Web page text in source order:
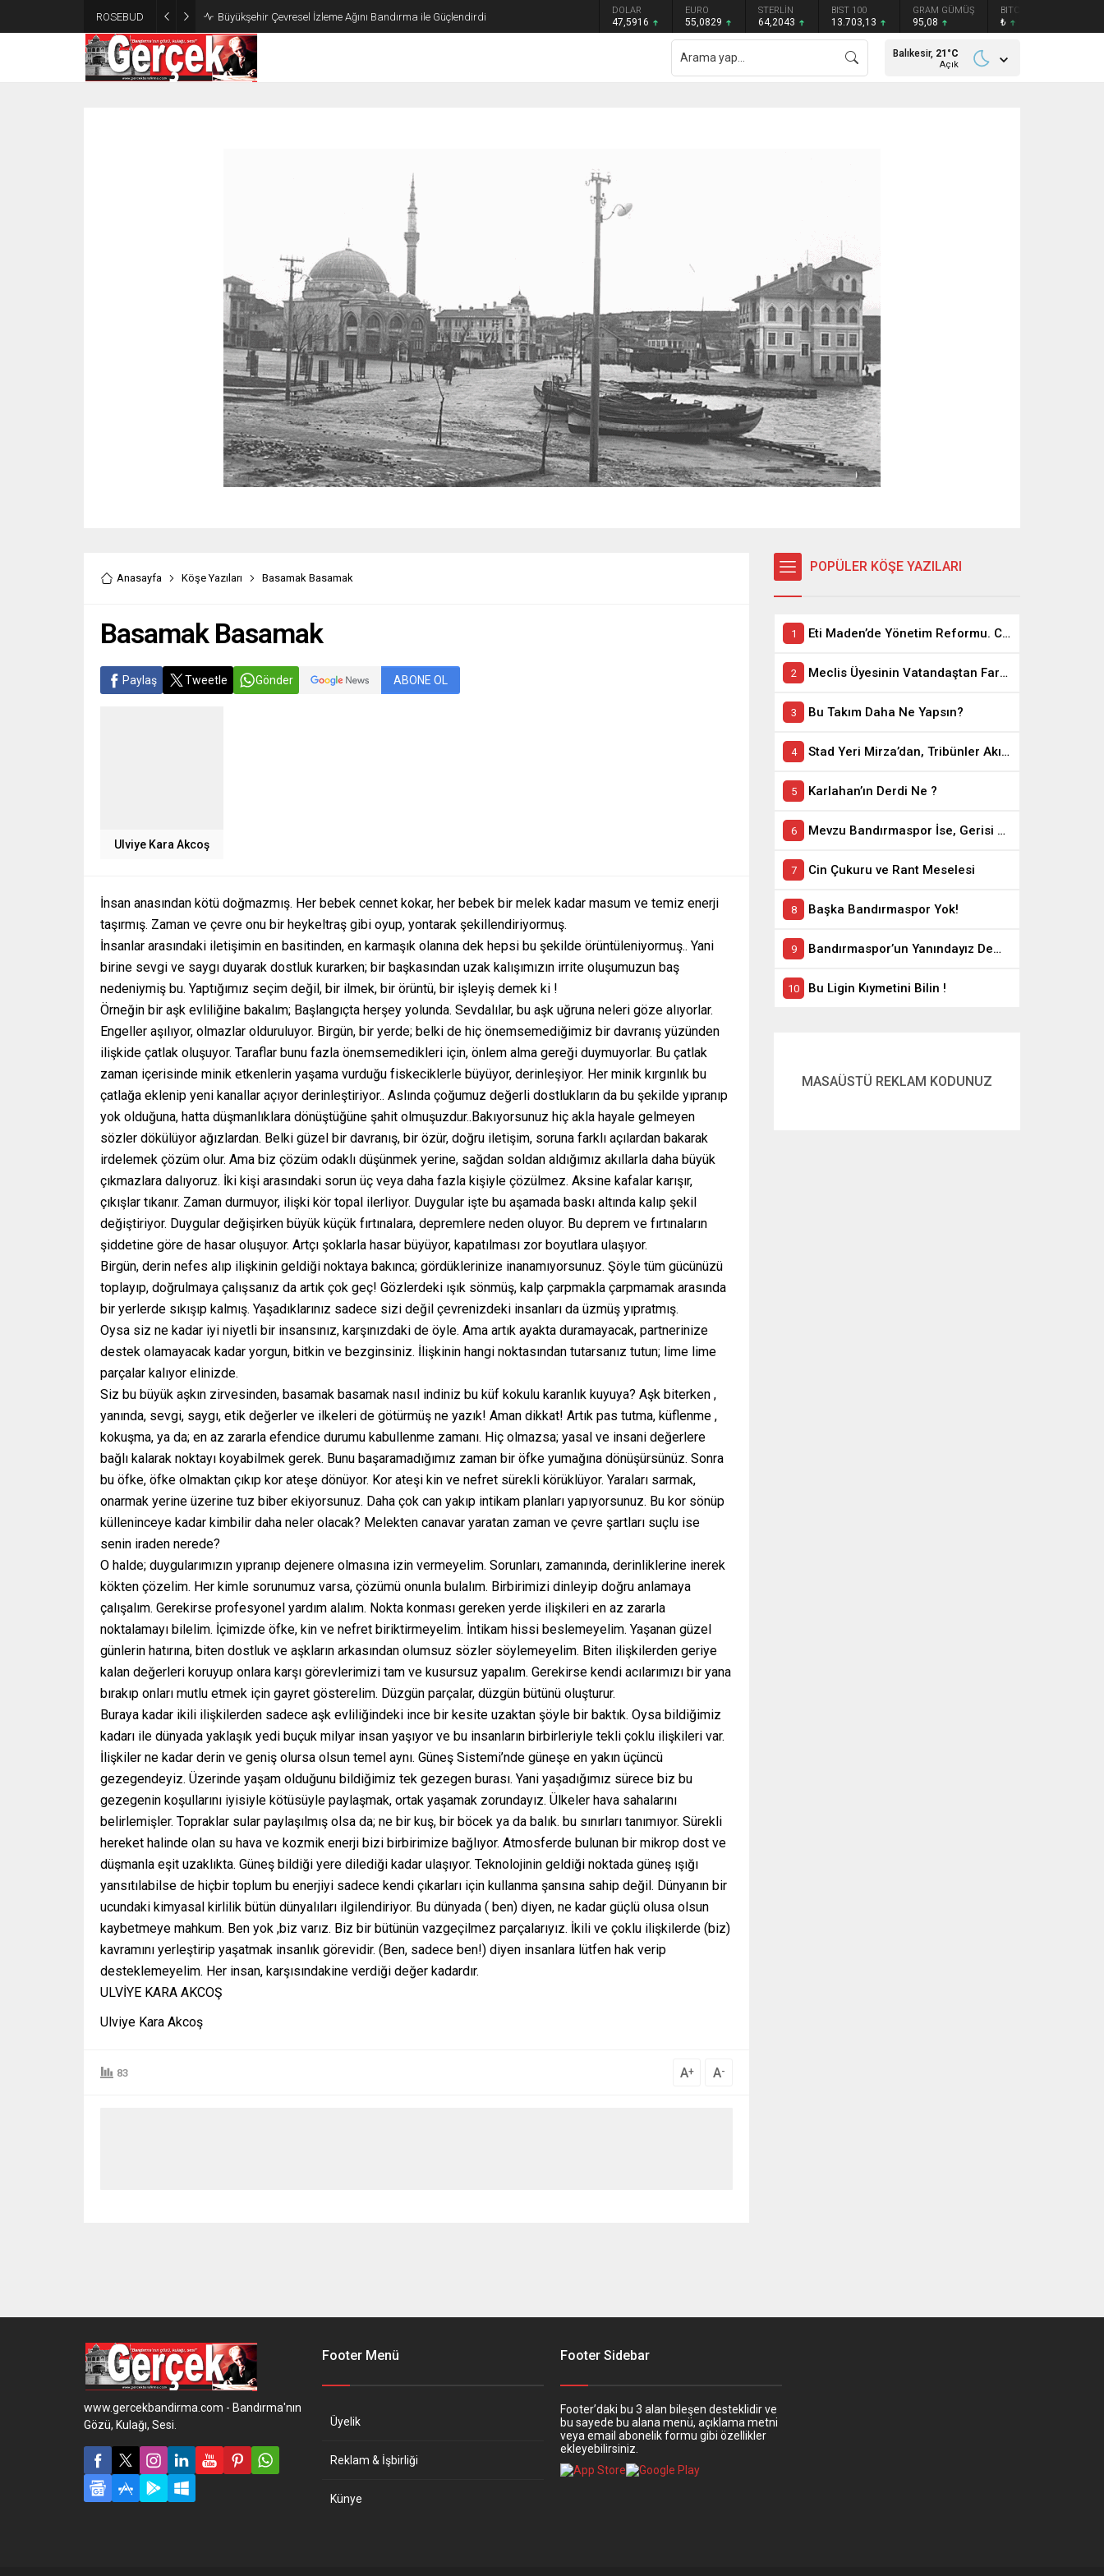
ROSEBUD Büyükşehir Çevresel İzleme Ağını Bandırma ile Güçlendirdi DOLAR
47,5916
EURO
55,0829
STERLİN
64,2043
BIST 100
13.703,13
GRAM GÜMÜŞ
95,08
BITCOIN
₺
Balıkesir, 21 °C
Açık
Anasayfa Köşe Yazıları Basamak Basamak
Basamak Basamak
Paylaş Tweetle Gönder ABONE OL
Ulviye Kara Akcoş
İnsan anasından kötü doğmazmış. Her bebek cennet kokar, her bebek bir melek kadar masum ve temiz enerji
taşırmış. Zaman ve çevre onu bir heykeltraş gibi oyup, yontarak şekillendiriyormuş.
İnsanlar arasındaki iletişimin en basitinden, en karmaşık olanına dek hepsi bu şekilde örüntüleniyormuş.. Yani
birine sevgi ve saygı duyarak dostluk kurarken; bir başkasından uzak kalışımızın irrite oluşumuzun baş
nedeniymiş bu. Yaptığımız seçim değil, bir ilmek, bir örüntü, bir işleyiş demek ki !
Örneğin bir aşk evliliğine bakalım; Başlangıçta herşey yolunda. Sevdalılar, bu aşk uğruna neleri göze alıyorlar.
Engeller aşılıyor, olmazlar olduruluyor. Birgün, bir yerde; belki de hiç önemsemediğimiz bir davranış yüzünden
ilişkide çatlak oluşuyor. Taraflar bunu fazla önemsemedikleri için, önlem alma gereği duymuyorlar. Bu çatlak
zaman içerisinde minik etkenlerin yaşama vurduğu fiskeciklerle büyüyor, derinleşiyor. Her minik kırgınlık bu
çatlağa eklenip yeni kanallar açıyor derinleştiriyor.. Aslında çoğumuz değerli dostlukların da bu şekilde yıpranıp
yok olduğuna, hatta düşmanlıklara dönüştüğüne şahit olmuşuzdur..Bakıyorsunuz hiç akla hayale gelmeyen
sözler dökülüyor ağızlardan. Belki güzel bir davranış, bir özür, doğru iletişim, soruna farklı açılardan bakarak
irdelemek çözüm olur. Ama biz çözüm odaklı düşünmek yerine, sağdan soldan aldığımız akıllarla daha büyük
çıkmazlara dalıyoruz. İki kişi arasındaki sorun üç veya daha fazla kişiyle çözülmez. Aksine kafalar karışır,
çıkışlar tıkanır. Zaman durmuyor, ilişki kör topal ilerliyor. Duygular işte bu aşamada baskı altında kalıp şekil
değiştiriyor. Duygular değişirken büyük küçük fırtınalara, depremlere neden oluyor. Bu deprem ve fırtınaların
şiddetine göre de hasar oluşuyor. Artçı şoklarla hasar büyüyor, kapatılması zor boyutlara ulaşıyor.
Birgün, derin nefes alıp ilişkinin geldiği noktaya bakınca; gördüklerinize inanamıyorsunuz. Şöyle tüm gücünüzü
toplayıp, doğrulmaya çalışsanız da artık çok geç! Gözlerdeki ışık sönmüş, kalp çarpmakla çarpmamak arasında
bir yerlerde sıkışıp kalmış. Yaşadıklarınız sadece sizi değil çevrenizdeki insanları da üzmüş yıpratmış.
Oysa siz ne kadar iyi niyetli bir insansınız, karşınızdaki de öyle. Ama artık ayakta duramayacak, partnerinize
destek olamayacak kadar yorgun, bitkin ve bezginsiniz. İlişkinin hangi noktasından tutarsanız tutun; lime lime
parçalar kalıyor elinizde.
Siz bu büyük aşkın zirvesinden, basamak basamak nasıl indiniz bu küf kokulu karanlık kuyuya? Aşk biterken ,
yanında, sevgi, saygı, etik değerler ve ilkeleri de götürmüş ne yazık! Aman dikkat! Artık pas tutma, küflenme ,
kokuşma, ya da; en az zararla efendice durumu kabullenme zamanı. Hiç olmazsa; yasal ve insani değerlere
bağlı kalarak noktayı koyabilmek gerek. Bunu başaramadığımız zaman bir öfke yumağına dönüşürsünüz. Sonra
bu öfke, öfke olmaktan çıkıp kor ateşe dönüyor. Kor ateşi kin ve nefret sürekli körüklüyor. Yaraları sarmak,
onarmak yerine üzerine tuz biber ekiyorsunuz. Daha çok can yakıp intikam planları yapıyorsunuz. Bu kor sönüp
külleninceye kadar kimbilir daha neler olacak? Melekten canavar yaratan zaman ve çevre şartları suçlu ise
senin iraden nerede?
O halde; duygularımızın yıpranıp dejenere olmasına izin vermeyelim. Sorunları, zamanında, derinliklerine inerek
kökten çözelim. Her kimle sorunumuz varsa, çözümü onunla bulalım. Birbirimizi dinleyip doğru anlamaya
çalışalım. Gerekirse profesyonel yardım alalım. Nokta konması gereken yerde ilişkileri en az zararla
noktalamayı bilelim. İçimizde öfke, kin ve nefret biriktirmeyelim. İntikam hissi beslemeyelim. Yaşanan güzel
günlerin hatırına, biten dostluk ve aşkların arkasından olumsuz sözler söylemeyelim. Biten ilişkilerden geriye
kalan değerleri koruyup onlara karşı görevlerimizi tam ve kusursuz yapalım. Gerekirse kendi acılarımızı bir yana
bırakıp onları mutlu etmek için gayret gösterelim. Düzgün parçalar, düzgün bütünü oluşturur.
Buraya kadar ikili ilişkilerden sadece aşk evliliğindeki ince bir kesite uzaktan şöyle bir baktık. Oysa bildiğimiz
kadarı ile dünyada yaklaşık yedi buçuk milyar insan yaşıyor ve bu insanların birbirleriyle tekli çoklu ilişkileri var.
İlişkiler ne kadar derin ve geniş olursa olsun temel aynı. Güneş Sistemi’nde güneşe en yakın üçüncü
gezegendeyiz. Üzerinde yaşam olduğunu bildiğimiz tek gezegen burası. Yani yaşadığımız sürece biz bu
gezegenin koşullarını iyisiyle kötüsüyle paylaşmak, ortak yaşamak zorundayız. Ülkeler hava sahalarını
belirlemişler. Topraklar sular paylaşılmış olsa da; ne bir kuş, bir böcek ya da balık. bu sınırları tanımıyor. Sürekli
hereket halinde olan su hava ve kozmik enerji bizi birbirimize bağlıyor. Atmosferde bulunan bir mikrop dost ve
düşmanla eşit uzaklıkta. Güneş bildiği yere dilediği kadar ulaşıyor. Teknolojinin geldiği noktada güneş ışığı
yansıtılabilse de hiçbir toplum bu enerjiyi sadece kendi çıkarları için kullanma şansına sahip değil. Dünyanın bir
ucundaki kimyasal kirlilik bütün dünyalıları ilgilendiriyor. Bu dünyada ( ben) diyen, ne kadar güçlü olusa olsun
kaybetmeye mahkum. Ben yok ,biz varız. Biz bir bütünün vazgeçilmez parçalarıyız. İkili ve çoklu ilişkilerde (biz)
kavramını yerleştirip yaşatmak insanlık görevidir. (Ben, sadece ben!) diyen insanlara lütfen hak verip
desteklemeyelim. Her insan, karşısındakine verdiği değer kadardır.
ULVİYE KARA AKCOŞ
Ulviye Kara Akcoş
83 A+ A-
POPÜLER KÖŞE YAZILARI
Eti Maden’de Yönetim Reformu. CEO Modeli’nde Kadro / Taşeron İşçilik Ayrımı Kalkıyor
Meclis Üyesinin Vatandaştan Farkı Ne ?
Bu Takım Daha Ne Yapsın?
Stad Yeri Mirza’dan, Tribünler Akın’dan: Geriye Bakanlık Kaldı.
Karlahan’ın Derdi Ne ?
Mevzu Bandırmaspor İse, Gerisi Teferruattır
Cin Çukuru ve Rant Meselesi
Başka Bandırmaspor Yok!
Bandırmaspor’un Yanındayız Demekle Olmuyor!
Bu Ligin Kıymetini Bilin !
MASAÜSTÜ REKLAM KODUNUZ
www.gercekbandirma.com - Bandırma'nın
Gözü, Kulağı, Sesi.
Footer Menü
Üyelik
Reklam & İşbirliği
Künye
Footer Sidebar
Footer’daki bu 3 alan bileşen desteklidir ve
bu sayede bu alana menü, açıklama metni
veya email abonelik formu gibi özellikler
ekleyebilirsiniz.